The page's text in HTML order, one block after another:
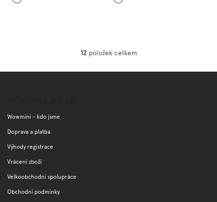
O
l
12položek celkem
Wowmini - kdo jsme
Doprava a platba
Výhody registrace
Vrácení zboží
Velkoobchodní spolupráce
Obchodní podmínky